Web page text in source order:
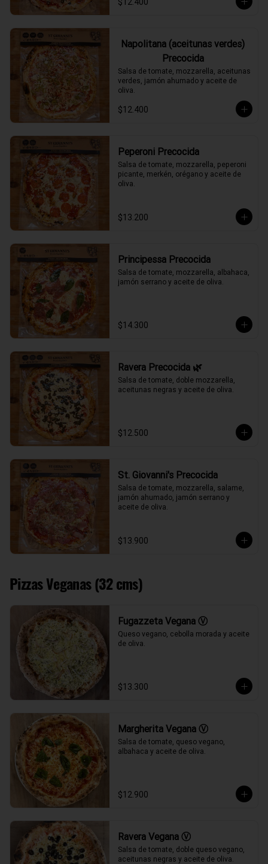
Napolitana (aceitunas verdes)
Precocida
Salsa de tomate, mozzarella, aceitunas
verdes, jamón ahumado y aceite de
oliva.
$12.400
Peperoni Precocida
Salsa de tomate, mozzarella, peperoni
picante, merkén, orégano y aceite de
oliva.
$13.200
Principessa Precocida
Salsa de tomate, mozzarella, albahaca,
jamón serrano y aceite de oliva.
$14.300
Ravera Precocida 🌿
Salsa de tomate, doble mozzarella,
aceitunas negras y aceite de oliva.
$12.500
St. Giovanni's Precocida
Salsa de tomate, mozzarella, salame,
jamón ahumado, jamón serrano y
aceite de oliva.
$13.900
Pizzas Veganas (32 cms)
Fugazzeta Vegana Ⓥ
Queso vegano, cebolla morada y aceite
de oliva.
$13.300
Margherita Vegana Ⓥ
Salsa de tomate, queso vegano,
albahaca y aceite de oliva.
$12.900
Ravera Vegana Ⓥ
Salsa de tomate, doble queso vegano,
aceitunas negras y aceite de oliva.